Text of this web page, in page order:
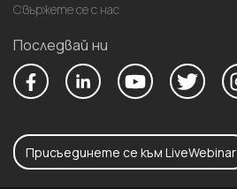
Свържете се с нас
Последвай ни
Присъединете се към LiveWebinar